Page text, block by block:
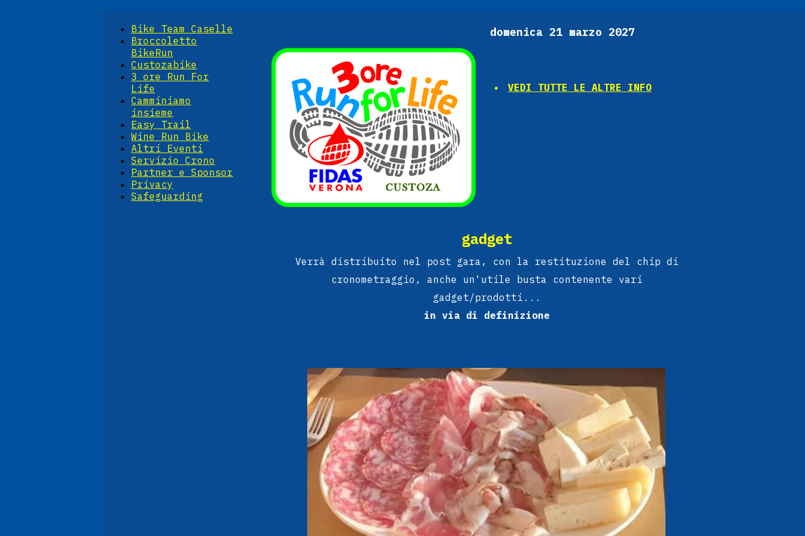
domenica 21 marzo 2027
Bike Team Caselle
Broccoletto
BikeRun
Custozabike
3 ore Run For
Life
Camminiamo
insieme
Easy Trail
Wine Run Bike
Altri Eventi
Servizio Crono
Partner e Sponsor
Privacy
Safeguarding
VEDI TUTTE LE ALTRE INFO
gadget
Verrà distribuito nel post gara, con la restituzione del chip di
cronometraggio, anche un'utile busta contenente vari
gadget/prodotti...
in via di definizione